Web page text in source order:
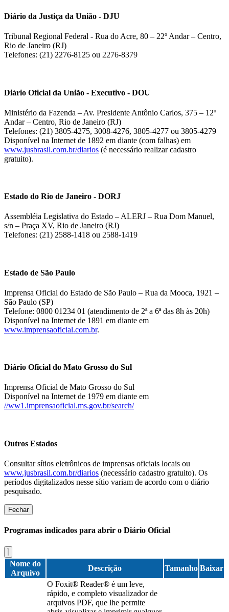
Diário da Justiça da União - DJU
Tribunal Regional Federal - Rua do Acre, 80 – 22º Andar – Centro,
Rio de Janeiro (RJ)
Telefones: (21) 2276-8125 ou 2276-8379
Diário Oficial da União - Executivo - DOU
Ministério da Fazenda – Av. Presidente Antônio Carlos, 375 – 12º
Andar – Centro, Rio de Janeiro (RJ)
Telefones: (21) 3805-4275, 3008-4276, 3805-4277 ou 3805-4279
Disponível na Internet de 1892 em diante (com falhas) em
www.jusbrasil.com.br/diarios (é necessário realizar cadastro
gratuito).
Estado do Rio de Janeiro - DORJ
Assembléia Legislativa do Estado – ALERJ – Rua Dom Manuel,
s/n – Praça XV, Rio de Janeiro (RJ)
Telefones: (21) 2588-1418 ou 2588-1419
Estado de São Paulo
Imprensa Oficial do Estado de São Paulo – Rua da Mooca, 1921 –
São Paulo (SP)
Telefone: 0800 01234 01 (atendimento de 2ª a 6ª das 8h às 20h)
Disponível na Internet de 1891 em diante em
www.imprensaoficial.com.br.
Diário Oficial do Mato Grosso do Sul
Imprensa Oficial de Mato Grosso do Sul
Disponível na Internet de 1979 em diante em
//ww1.imprensaoficial.ms.gov.br/search/
Outros Estados
Consultar sítios eletrônicos de imprensas oficiais locais ou
www.jusbrasil.com.br/diarios (necessário cadastro gratuito). Os
períodos digitalizados nesse sítio variam de acordo com o diário
pesquisado.
Fechar
Programas indicados para abrir o Diário Oficial
Nome do
Arquivo
Descrição Tamanho Baixar
O Foxit® Reader® é um leve,
rápido, e completo visualizador de
arquivos PDF, que lhe permite